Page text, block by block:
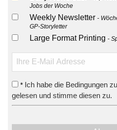
Jobs der Woche
Weekly Newsletter
GP-Storyletter
Large Format Printing
* Ich habe die Bedingungen
gelesen und stimme diesen zu.